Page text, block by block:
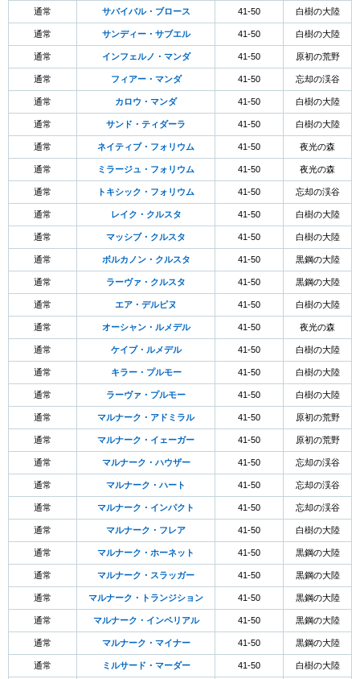
通常 サバイバル・ブロース 41-50 白樹の大陸
通常 サンディー・サブエル 41-50 白樹の大陸
通常 インフェルノ・マンダ 41-50 原初の荒野
通常 フィアー・マンダ 41-50 忘却の渓谷
通常 カロウ・マンダ 41-50 白樹の大陸
通常 サンド・ティダーラ 41-50 白樹の大陸
通常 ネイティブ・フォリウム 41-50 夜光の森
通常 ミラージュ・フォリウム 41-50 夜光の森
通常 トキシック・フォリウム 41-50 忘却の渓谷
通常 レイク・クルスタ 41-50 白樹の大陸
通常 マッシブ・クルスタ 41-50 白樹の大陸
通常 ボルカノン・クルスタ 41-50 黒鋼の大陸
通常 ラーヴァ・クルスタ 41-50 黒鋼の大陸
通常 エア・デルピヌ 41-50 白樹の大陸
通常 オーシャン・ルメデル 41-50 夜光の森
通常 ケイブ・ルメデル 41-50 白樹の大陸
通常 キラー・プルモー 41-50 白樹の大陸
通常 ラーヴァ・プルモー 41-50 白樹の大陸
通常 マルナーク・アドミラル 41-50 原初の荒野
通常 マルナーク・イェーガー 41-50 原初の荒野
通常 マルナーク・ハウザー 41-50 忘却の渓谷
通常 マルナーク・ハート 41-50 忘却の渓谷
通常 マルナーク・インパクト 41-50 忘却の渓谷
通常 マルナーク・フレア 41-50 白樹の大陸
通常 マルナーク・ホーネット 41-50 黒鋼の大陸
通常 マルナーク・スラッガー 41-50 黒鋼の大陸
通常 マルナーク・トランジション 41-50 黒鋼の大陸
通常 マルナーク・インペリアル 41-50 黒鋼の大陸
通常 マルナーク・マイナー 41-50 黒鋼の大陸
通常 ミルサード・マーダー 41-50 白樹の大陸